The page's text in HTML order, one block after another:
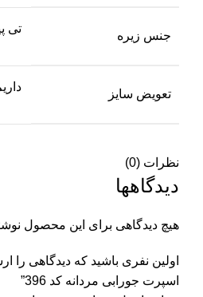
جنس زیره
تی
تعویض سایز
نظرات (0)
دیدگاهها
هیچ دیدگاهی برای این محصول
اولین نفری باشید که دیدگاهی را
اسپرت جورابی مردانه کد 396”